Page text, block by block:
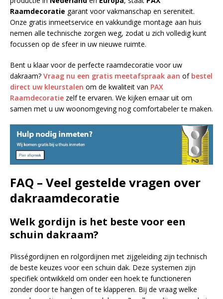
Raamdecoratie garant voor vakmanschap en sereniteit.
Onze gratis inmeetservice en vakkundige montage aan huis
nemen alle technische zorgen weg, zodat u zich volledig kunt
focussen op de sfeer in uw nieuwe ruimte.
Bent u klaar voor de perfecte raamdecoratie voor uw
dakraam? Vraag nu een gratis meetafspraak aan of bestel
direct uw kleurstalen om de kwaliteit van PAX
Raamdecoratie zelf te ervaren. We kijken ernaar uit om
samen met u uw woonomgeving nog comfortabeler te maken.
FAQ – Veel gestelde vragen over
dakraamdecoratie
Welk gordijn is het beste voor een
schuin dakraam?
Plisségordijnen en rolgordijnen met zijgeleiding zijn technisch
de beste keuzes voor een schuin dak. Deze systemen zijn
specifiek ontwikkeld om onder een hoek te functioneren
zonder door te hangen of te klapperen. Bij de vraag welke